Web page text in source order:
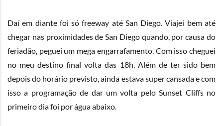
Daí em diante foi só freeway até San Diego. Viajei bem até
chegar nas proximidades de San Diego quando, por causa do
feriadão, peguei um mega engarrafamento. Com isso cheguei
no meu destino final volta das 18h. Além de ter sido bem
depois do horário previsto, ainda estava super cansada e com
isso a programação de dar um volta pelo Sunset Cliffs no
primeiro dia foi por água abaixo.